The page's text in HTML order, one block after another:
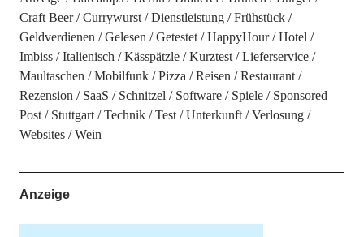
Craft Beer
Currywurst Dienstleistung
Frühstück
Geldverdienen
Gelesen Getestet HappyHour
Hotel
Imbiss
Italienisch Kässpätzle Kurztest
Lieferservice
Maultaschen
Mobilfunk Pizza Reisen
Restaurant
Rezension
SaaS Schnitzel Software Spiele
Sponsored
Post
Stuttgart Technik Test Unterkunft
Verlosung
Websites
Wein
Anzeige